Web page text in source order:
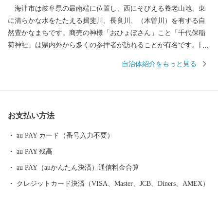
海津市は岐阜県の最南端に位置し、西にそびえる養老山地、東
に清らかな水をたたえる揖斐川、長良川、（木曽川）を有する自
然豊かなまちです。商売の神様「おひょぼさん」こと「千代保稲
荷神社」は県内外から多くの参拝者が訪れることが有名です。日
れている海津市は、「都会」過ぎず、「田舎」過ぎない、何をす
自治体紹介をもっと見る
お支払い方法
au PAY カード（番号入力不要）
au PAY 残高
au PAY（auかんたん決済）通信料金合算
クレジットカード決済（VISA、Master、JCB、Diners、AMEX）